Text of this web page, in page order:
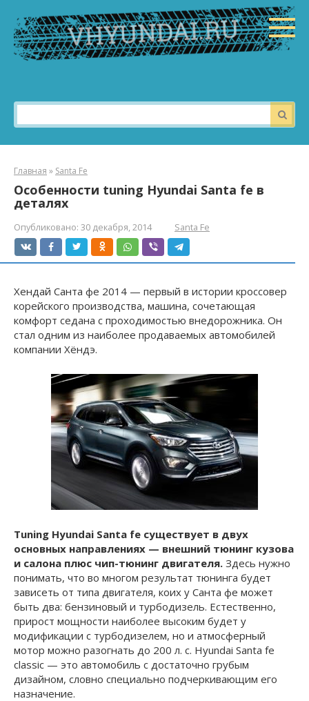
контенту
Поиск:
Главная » Santa Fe
Особенности tuning Hyundai Santa fe в
деталях
Опубликовано: 30 декабря, 2014 Santa Fe
Хендай Санта фе 2014 — первый в истории кроссовер
корейского производства, машина, сочетающая
комфорт седана с проходимостью внедорожника. Он
стал одним из наиболее продаваемых автомобилей
компании Хёндэ.
Tuning Hyundai Santa fe существует в двух
основных направлениях — внешний тюнинг кузова
и салона плюс чип-тюнинг двигателя. Здесь нужно
понимать, что во многом результат тюнинга будет
зависеть от типа двигателя, коих у Санта фе может
быть два: бензиновый и турбодизель. Естественно,
прирост мощности наиболее высоким будет у
модификации с турбодизелем, но и атмосферный
мотор можно разогнать до 200 л. с. Hyundai Santa fe
classic — это автомобиль с достаточно грубым
дизайном, словно специально подчеркивающим его
назначение.